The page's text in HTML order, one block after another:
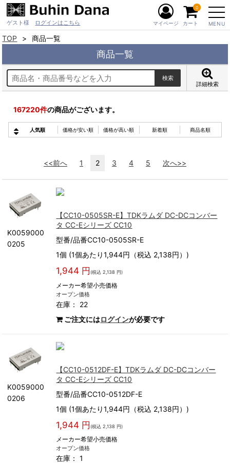
ゲスト様 ログインはこちら MENU
マイページ カート
0
TOP 商品一覧
商品一覧
詳細検索
167220件の商品がございます。
人気順 価格が安い順 価格が高い順 新着順 商品名順
<<前へ 1 2 3 4 5 次へ>>
K0059000
0205
【CC10-0505SR-E】TDKラムダ DC-DCコンバー
タ CC-Eシリーズ CC10
型番/品番CC10-0505SR-E
1個 (1個あたり1,944円（税込 2,138円）)
1,944 円 (税込 2,138 円)
メーカー希望小売価格
オープン価格
在庫： 22
ご注文にはログインが必要です
K0059000
0206
【CC10-0512DF-E】TDKラムダ DC-DCコンバー
タ CC-Eシリーズ CC10
型番/品番CC10-0512DF-E
1個 (1個あたり1,944円（税込 2,138円）)
1,944 円 (税込 2,138 円)
メーカー希望小売価格
オープン価格
在庫： 1